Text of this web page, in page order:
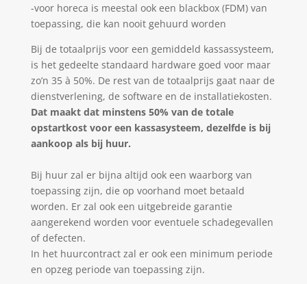
-voor horeca is meestal ook een blackbox (FDM) van
toepassing, die kan nooit gehuurd worden
Bij de totaalprijs voor een gemiddeld kassassysteem,
is het gedeelte standaard hardware goed voor maar
zo’n 35 à 50%. De rest van de totaalprijs gaat naar de
dienstverlening, de software en de installatiekosten.
Dat maakt dat minstens 50% van de totale
opstartkost voor een kassasysteem, dezelfde is bij
aankoop als bij huur.
Bij huur zal er bijna altijd ook een waarborg van
toepassing zijn, die op voorhand moet betaald
worden. Er zal ook een uitgebreide garantie
aangerekend worden voor eventuele schadegevallen
of defecten.
In het huurcontract zal er ook een minimum periode
en opzeg periode van toepassing zijn.